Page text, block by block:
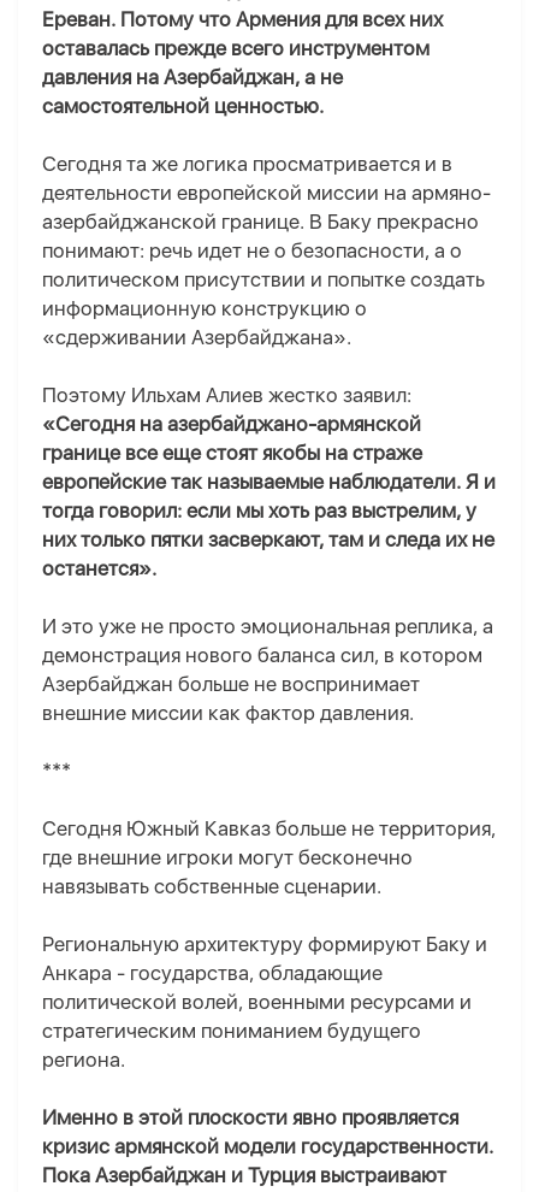
Ереван. Потому что Армения для всех них
оставалась прежде всего инструментом
давления на Азербайджан, а не
самостоятельной ценностью.
Сегодня та же логика просматривается и в
деятельности европейской миссии на армяно-
азербайджанской границе. В Баку прекрасно
понимают: речь идет не о безопасности, а о
политическом присутствии и попытке создать
информационную конструкцию о
«сдерживании Азербайджана».
Поэтому Ильхам Алиев жестко заявил:
«Сегодня на азербайджано-армянской
границе все еще стоят якобы на страже
европейские так называемые наблюдатели. Я и
тогда говорил: если мы хоть раз выстрелим, у
них только пятки засверкают, там и следа их не
останется».
И это уже не просто эмоциональная реплика, а
демонстрация нового баланса сил, в котором
Азербайджан больше не воспринимает
внешние миссии как фактор давления.
***
Сегодня Южный Кавказ больше не территория,
где внешние игроки могут бесконечно
навязывать собственные сценарии.
Региональную архитектуру формируют Баку и
Анкара - государства, обладающие
политической волей, военными ресурсами и
стратегическим пониманием будущего
региона.
Именно в этой плоскости явно проявляется
кризис армянской модели государственности.
Пока Азербайджан и Турция выстраивают